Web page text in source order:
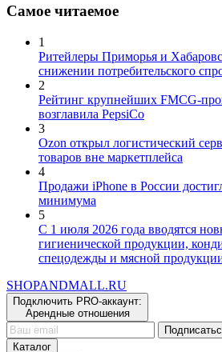
Самое читаемое
1
Ритейлеры Приморья и
снижении потребительского
2
Рейтинг крупнейших FMCG-
возглавила PepsiCo
3
Ozon открыл логистический
товаров вне маркетплейса
4
Продажи iPhone в России
минимума
5
С 1 июля 2026 года вводятся
гигиенической продукции,
спецодежды и мясной
SHOPANDMALL.RU
Подключить PRO-аккаунт:
Арендные отношения
Каталог